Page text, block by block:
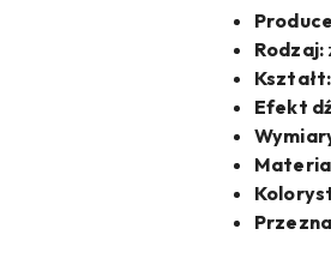
Rodzaj:
Kształt:
Efekt